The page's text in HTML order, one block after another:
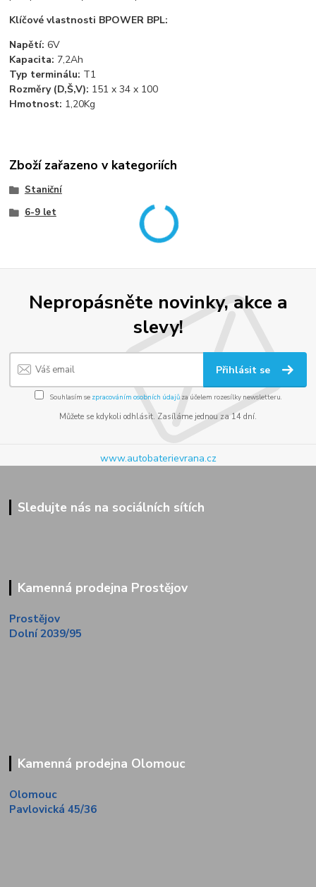
Klíčové vlastnosti BPOWER BPL:
Napětí: 6V
Kapacita: 7,2Ah
Typ terminálu: T1
Rozměry (D,Š,V): 151 x 34 x 100
Hmotnost: 1,20Kg
Zboží zařazeno v kategoriích
Staniční
6-9 let
Nepropásněte novinky, akce a
slevy!
Přihlásit se
Souhlasím se zpracováním osobních údajůza účelem rozesílky newsletteru.
Můžete se kdykoli odhlásit. Zasíláme jednou za 14 dní.
www.autobaterievrana.cz
Sledujte nás na sociálních sítích
Kamenná prodejna Prostějov
Prostějov
Dolní 2039/95
Kamenná prodejna Olomouc
Olomouc
Pavlovická 45/36